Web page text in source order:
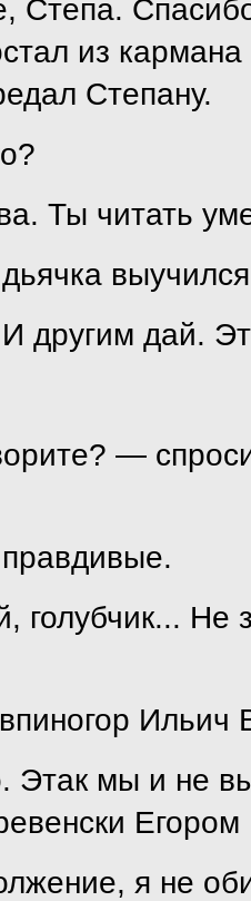
Степа.
из
Степану.
Ты читать
другим дай.
—
голубчик... Не
Ильич
мы и не
я не